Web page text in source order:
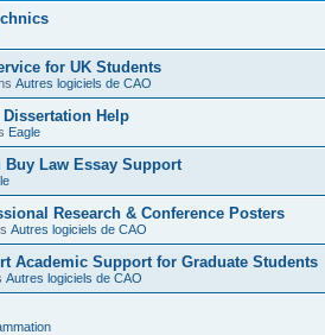
for UK Students
Autres logiciels de CAO
Help
Eagle
Buy Law Essay Support
Research & Conference Posters
Autres logiciels de CAO
Academic Support for Graduate Students
Autres logiciels de CAO